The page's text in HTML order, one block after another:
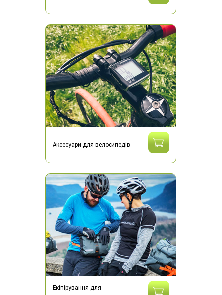
Аксесуари для велосипедів
Екіпірування для